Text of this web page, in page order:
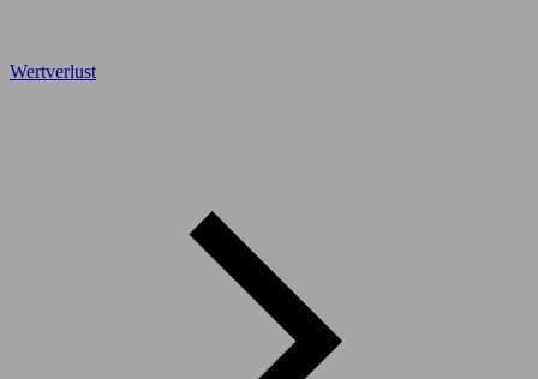
Wertverlust